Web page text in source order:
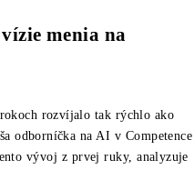
menia na
rozvíjalo tak rýchlo ako
odborníčka na AI v Competence
vývoj z prvej ruky, analyzuje